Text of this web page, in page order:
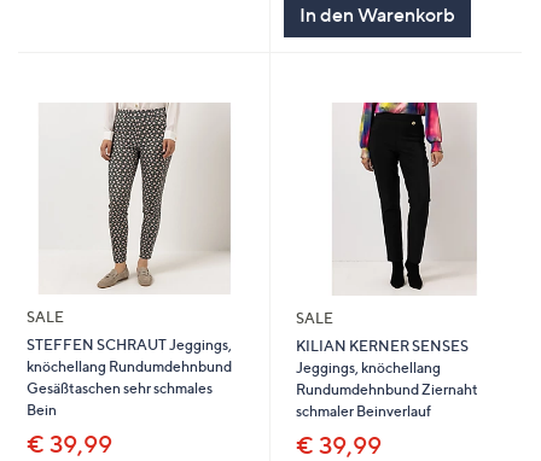
In den Warenkorb
SALE
STEFFEN SCHRAUT Jeggings,
knöchellang Rundumdehnbund
Gesäßtaschen sehr schmales
Bein
€ 39,99
SALE
KILIAN KERNER SENSES
Jeggings, knöchellang
Rundumdehnbund Ziernaht
schmaler Beinverlauf
€ 39,99